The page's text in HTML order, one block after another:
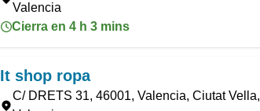
Valencia
Cierra en 4 h 3 mins
It shop ropa
C/ DRETS 31, 46001, Valencia, Ciutat Vella,